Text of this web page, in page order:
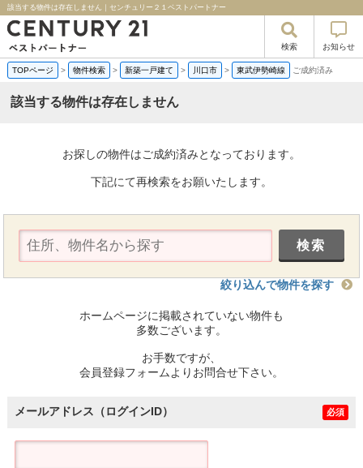
該当する物件は存在しません｜センチュリー２１ベストパートナー
検索 お知らせ
TOPページ > 物件検索 > 新築一戸建て > 川口市 > 東武伊勢崎線 ご成約済み
該当する物件は存在しません
お探しの物件はご成約済みとなっております。
下記にて再検索をお願いたします。
絞り込んで物件を探す
ホームページに掲載されていない物件も
多数ございます。
お手数ですが、
会員登録フォームよりお問合せ下さい。
メールアドレス（ログインID） 必須